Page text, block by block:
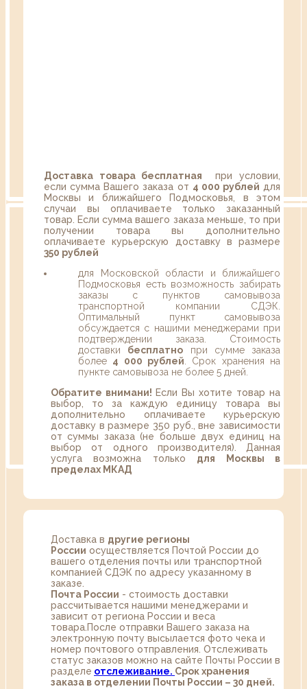
Доставка товара бесплатная при условии,
если сумма Вашего заказа от 4 000 рублей для
Москвы и ближайшего Подмосковья, в этом
случаи вы оплачиваете только заказанный
товар. Если сумма вашего заказа меньше, то при
получении товара вы дополнительно
оплачиваете курьерскую доставку в размере
350 рублей
для Московской области и ближайшего
Подмосковья есть возможность забирать
заказы с пунктов самовывоза
транспортной компании СДЭК.
Оптимальный пункт самовывоза
обсуждается с нашими менеджерами при
подтверждении заказа. Стоимость
доставки бесплатно при сумме заказа
более 4 000 рублей . Срок хранения на
пункте самовывоза не более 5 дней.
Обратите внимани! Если Вы хотите товар на
выбор, то за каждую единицу товара вы
дополнительно оплачиваете курьерскую
доставку в размере 350 руб., вне зависимости
от суммы заказа (не больше двух единиц на
выбор от одного производителя). Данная
услуга возможна только для Москвы в
пределах МКАД
Доставка в другие регионы
России осуществляется Почтой России до
вашего отделения почты или транспортной
компанией СДЭК по адресу указанному в
заказе.
Почта России - стоимость доставки
рассчитывается нашими менеджерами и
зависит от региона России и веса
товара.После отправки Вашего заказа на
электронную почту высылается фото чека и
номер почтового отправления. Отслеживать
статус заказов можно на сайте Почты России в
разделе oтслеживание. Срок хранения
заказа в отделении Почты России – 30 дней.